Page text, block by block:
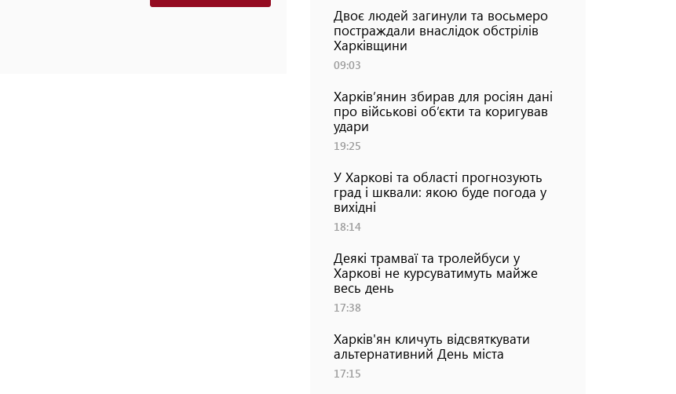
Двоє людей загинули та восьмеро
постраждали внаслідок обстрілів
Харківщини
09:03
Харків’янин збирав для росіян дані
про військові об’єкти та коригував
удари
19:25
У Харкові та області прогнозують
град і шквали: якою буде погода у
вихідні
18:14
Деякі трамваї та тролейбуси у
Харкові не курсуватимуть майже
весь день
17:38
Харків'ян кличуть відсвяткувати
альтернативний День міста
17:15